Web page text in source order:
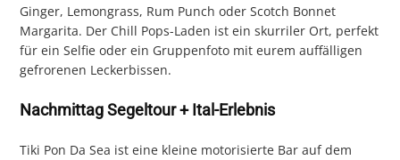
Ginger, Lemongrass, Rum Punch oder Scotch Bonnet
Margarita. Der Chill Pops-Laden ist ein skurriler Ort, perfekt
für ein Selfie oder ein Gruppenfoto mit eurem auffälligen
gefrorenen Leckerbissen.
Nachmittag Segeltour + Ital-Erlebnis
Tiki Pon Da Sea ist eine kleine motorisierte Bar auf dem